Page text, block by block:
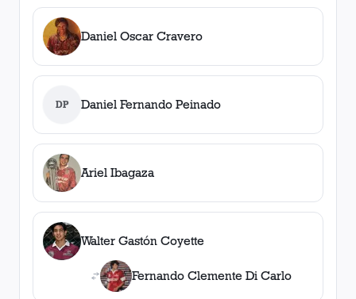
Daniel Oscar Cravero
DP Daniel Fernando Peinado
Ariel Ibagaza
Walter Gastón Coyette
Fernando Clemente Di Carlo